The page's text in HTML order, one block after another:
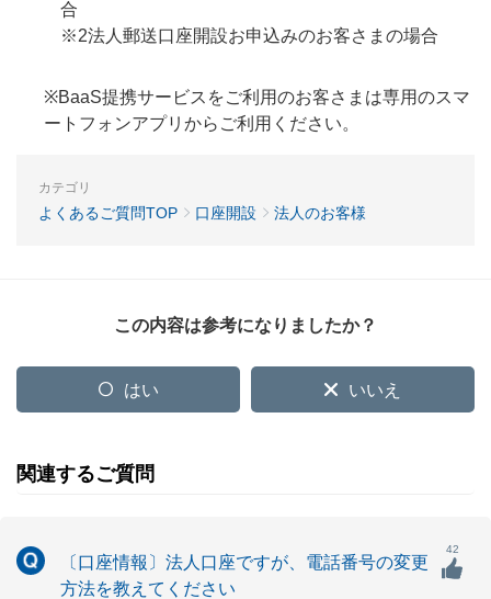
合
※2法人郵送口座開設お申込みのお客さまの場合
※BaaS提携サービスをご利用のお客さまは専用のスマ
ートフォンアプリからご利用ください。
カテゴリ
よくあるご質問TOP 口座開設 法人のお客様
この内容は参考になりましたか？
はい いいえ
関連するご質問
〔口座情報〕法人口座ですが、電話番号の変更
方法を教えてください
42